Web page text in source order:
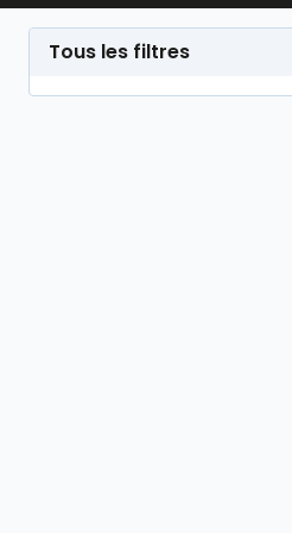
garantir la conformité
Tous les filtres